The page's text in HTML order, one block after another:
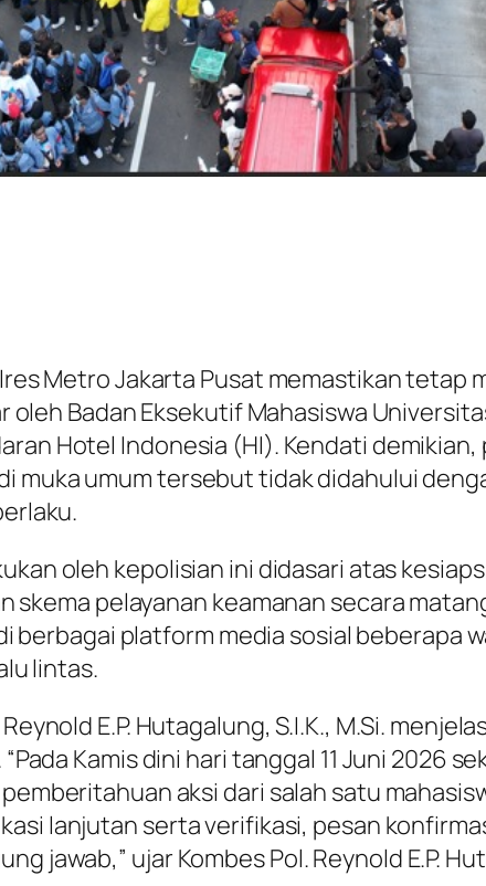
Metro Jakarta Pusat memastikan
Badan Eksekutif Mahasiswa
Hotel Indonesia (HI). Kendati
muka umum tersebut tidak didahului
oleh kepolisian ini didasari atas
skema pelayanan keamanan secara
berbagai platform media sosial beberapa
lintas.
E.P. Hutagalung, S.I.K., M.Si.
Kamis dini hari tanggal 11 Juni 2026
aksi dari salah satu
lanjutan serta verifikasi, pesan
jawab,” ujar Kombes Pol. Reynold E.P.